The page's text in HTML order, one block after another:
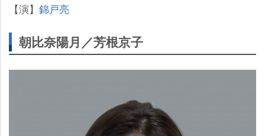
【演】 錦戸亮
朝比奈陽月／芳根京子